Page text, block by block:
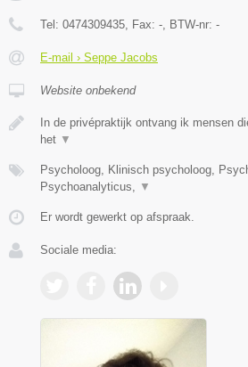
Tel: 0474309435, Fax: -, BTW-nr: -
E-mail › Seppe Jacobs
Website onbekend
In de privépraktijk ontvang ik mensen
het ▼
Psycholoog, Klinisch psycholoog,
Psychoanalyticus, ▼
Er wordt gewerkt op afspraak.
Sociale media: